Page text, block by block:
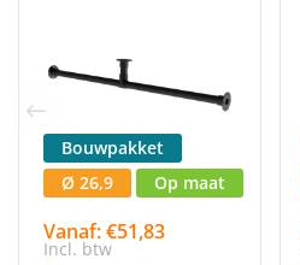
Bouwpakket
Ø 26,9
Op maat
Vanaf: €51,83
Incl. btw